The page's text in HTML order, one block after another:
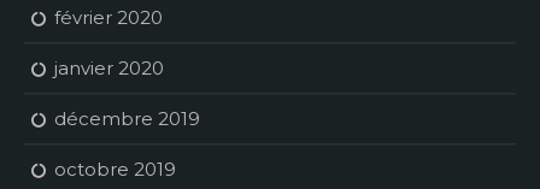
février 2020
janvier 2020
décembre 2019
octobre 2019